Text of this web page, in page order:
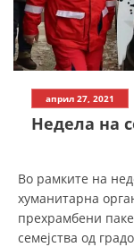
април 27, 2021
Недела на
Во рамките на
хуманитарна
прехрамбени
семејства од